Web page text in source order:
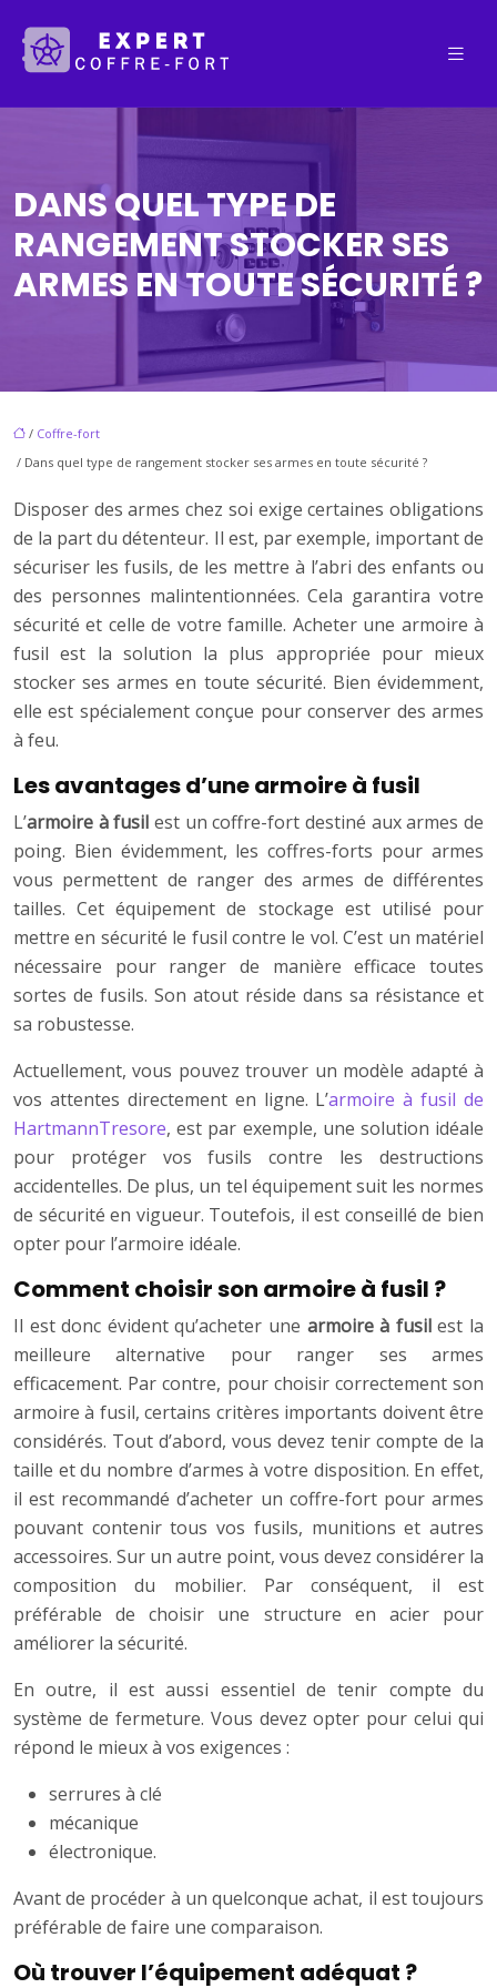
DANS QUEL TYPE DE
RANGEMENT STOCKER SES
ARMES EN TOUTE SÉCURITÉ ?
/ Coffre-fort
/ Dans quel type de rangement stocker ses armes en toute sécurité ?
Disposer des armes chez soi exige certaines obligations
de la part du détenteur. Il est, par exemple, important de
sécuriser les fusils, de les mettre à l’abri des enfants ou
des personnes malintentionnées. Cela garantira votre
sécurité et celle de votre famille. Acheter une armoire à
fusil est la solution la plus appropriée pour mieux
stocker ses armes en toute sécurité. Bien évidemment,
elle est spécialement conçue pour conserver des armes
à feu.
Les avantages d’une armoire à fusil
L’armoire à fusil est un coffre-fort destiné aux armes de
poing. Bien évidemment, les coffres-forts pour armes
vous permettent de ranger des armes de différentes
tailles. Cet équipement de stockage est utilisé pour
mettre en sécurité le fusil contre le vol. C’est un matériel
nécessaire pour ranger de manière efficace toutes
sortes de fusils. Son atout réside dans sa résistance et
sa robustesse.
Actuellement, vous pouvez trouver un modèle adapté à
vos attentes directement en ligne. L’armoire à fusil de
HartmannTresore, est par exemple, une solution idéale
pour protéger vos fusils contre les destructions
accidentelles. De plus, un tel équipement suit les normes
de sécurité en vigueur. Toutefois, il est conseillé de bien
opter pour l’armoire idéale.
Comment choisir son armoire à fusil ?
Il est donc évident qu’acheter une armoire à fusilest la
meilleure alternative pour ranger ses armes
efficacement. Par contre, pour choisir correctement son
armoire à fusil, certains critères importants doivent être
considérés. Tout d’abord, vous devez tenir compte de la
taille et du nombre d’armes à votre disposition. En effet,
il est recommandé d’acheter un coffre-fort pour armes
pouvant contenir tous vos fusils, munitions et autres
accessoires. Sur un autre point, vous devez considérer la
composition du mobilier. Par conséquent, il est
préférable de choisir une structure en acier pour
améliorer la sécurité.
En outre, il est aussi essentiel de tenir compte du
système de fermeture. Vous devez opter pour celui qui
répond le mieux à vos exigences :
serrures à clé
mécanique
électronique.
Avant de procéder à un quelconque achat, il est toujours
préférable de faire une comparaison.
Où trouver l’équipement adéquat ?